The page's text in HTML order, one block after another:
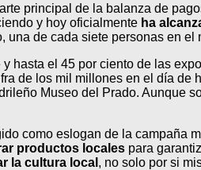
principal de la balanza de
y hoy oficialmente ha
una de cada siete personas en el
y hasta el 45 por ciento de las
de los mil millones en el día de
Museo del Prado. Aunque
como eslogan de la campaña
productos locales para
la cultura local , no solo por si